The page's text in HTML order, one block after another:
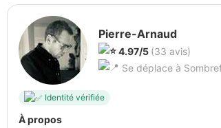
Pierre-Arnaud
4.97/5 (33 avis)
Se déplace à
Identité vérifiée
À propos